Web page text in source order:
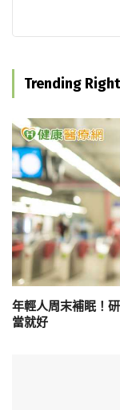
Trending
年輕人周末補眠！
當就好